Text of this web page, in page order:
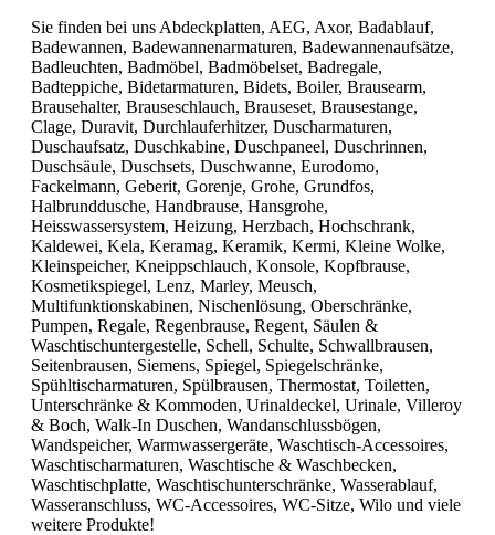
Sie finden bei uns Abdeckplatten, AEG, Axor, Badablauf,
Badewannen, Badewannenarmaturen, Badewannenaufsätze,
Badleuchten, Badmöbel, Badmöbelset, Badregale,
Badteppiche, Bidetarmaturen, Bidets, Boiler, Brausearm,
Brausehalter, Brauseschlauch, Brauseset, Brausestange,
Clage, Duravit, Durchlauferhitzer, Duscharmaturen,
Duschaufsatz, Duschkabine, Duschpaneel, Duschrinnen,
Duschsäule, Duschsets, Duschwanne, Eurodomo,
Fackelmann, Geberit, Gorenje, Grohe, Grundfos,
Halbrunddusche, Handbrause, Hansgrohe,
Heisswassersystem, Heizung, Herzbach, Hochschrank,
Kaldewei, Kela, Keramag, Keramik, Kermi, Kleine Wolke,
Kleinspeicher, Kneippschlauch, Konsole, Kopfbrause,
Kosmetikspiegel, Lenz, Marley, Meusch,
Multifunktionskabinen, Nischenlösung, Oberschränke,
Pumpen, Regale, Regenbrause, Regent, Säulen &
Waschtischuntergestelle, Schell, Schulte, Schwallbrausen,
Seitenbrausen, Siemens, Spiegel, Spiegelschränke,
Spühltischarmaturen, Spülbrausen, Thermostat, Toiletten,
Unterschränke & Kommoden, Urinaldeckel, Urinale, Villeroy
& Boch, Walk-In Duschen, Wandanschlussbögen,
Wandspeicher, Warmwassergeräte, Waschtisch-Accessoires,
Waschtischarmaturen, Waschtische & Waschbecken,
Waschtischplatte, Waschtischunterschränke, Wasserablauf,
Wasseranschluss, WC-Accessoires, WC-Sitze, Wilo und viele
weitere Produkte!